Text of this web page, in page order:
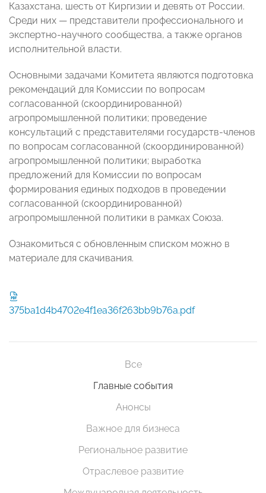
Казахстана, шесть от Киргизии и девять от России.
Среди них — представители профессионального и
экспертно-научного сообщества, а также органов
исполнительной власти.
Основными задачами Комитета являются подготовка
рекомендаций для Комиссии по вопросам
согласованной (скоординированной)
агропромышленной политики; проведение
консультаций с представителями государств-членов
по вопросам согласованной (скоординированной)
агропромышленной политики; выработка
предложений для Комиссии по вопросам
формирования единых подходов в проведении
согласованной (скоординированной)
агропромышленной политики в рамках Союза.
Ознакомиться с обновленным списком можно в
материале для скачивания.
375ba1d4b4702e4f1ea36f263bb9b76a.pdf
Все
Главные события
Анонсы
Важное для бизнеса
Региональное развитие
Отраслевое развитие